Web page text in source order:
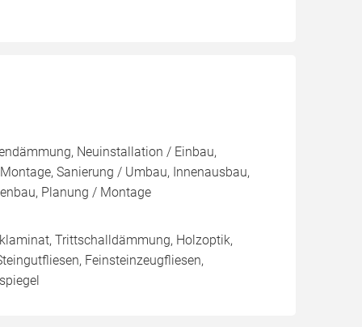
Neuinstallation / Einbau,
Sanierung / Umbau, Innenausbau,
Planung / Montage
Trittschalldämmung, Holzoptik,
Feinsteinzeugfliesen,